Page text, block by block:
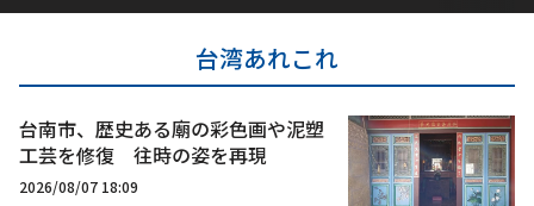
台湾あれこれ
台南市、歴史ある廟の彩色画や泥塑
工芸を修復 往時の姿を再現
2026/08/07 18:09